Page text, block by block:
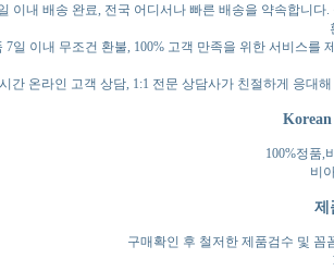
이내 배송 완료, 전국 어디서나 빠른 배송을 약속합니
7일 이내 무조건 환불, 100% 고객 만족을 위한 서비스
간 온라인 고객 상담, 1:1 전문 상담사가 친절하게 응대
100%정품,
비
제
구매확인 후 철저한 제품검수 및 꼼